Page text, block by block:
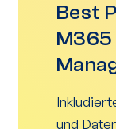
Best
M365
und